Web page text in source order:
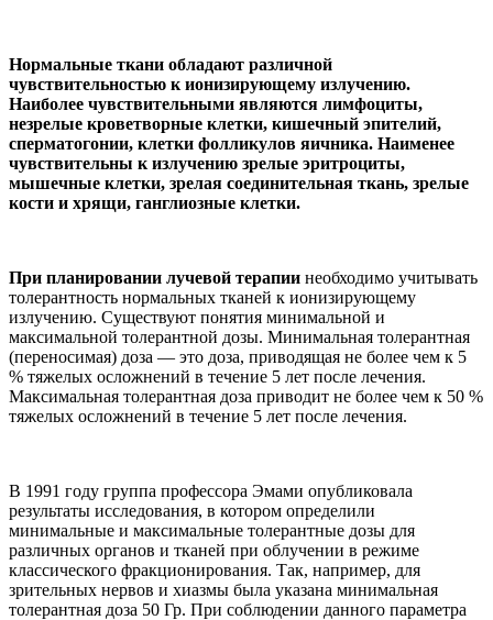
Нормальные ткани обладают различной
чувствительностью к ионизирующему излучению.
Наиболее чувствительными являются лимфоциты,
незрелые кроветворные клетки, кишечный эпителий,
сперматогонии, клетки фолликулов яичника. Наименее
чувствительны к излучению зрелые эритроциты,
мышечные клетки, зрелая соединительная ткань, зрелые
кости и хрящи, ганглиозные клетки.
При планировании лучевой терапии необходимо учитывать
толерантность нормальных тканей к ионизирующему
излучению. Существуют понятия минимальной и
максимальной толерантной дозы. Минимальная толерантная
(переносимая) доза — это доза, приводящая не более чем к 5
% тяжелых осложнений в течение 5 лет после лечения.
Максимальная толерантная доза приводит не более чем к 50 %
тяжелых осложнений в течение 5 лет после лечения.
В 1991 году группа профессора Эмами опубликовала
результаты исследования, в котором определили
минимальные и максимальные толерантные дозы для
различных органов и тканей при облучении в режиме
классического фракционирования. Так, например, для
зрительных нервов и хиазмы была указана минимальная
толерантная доза 50 Гр. При соблюдении данного параметра